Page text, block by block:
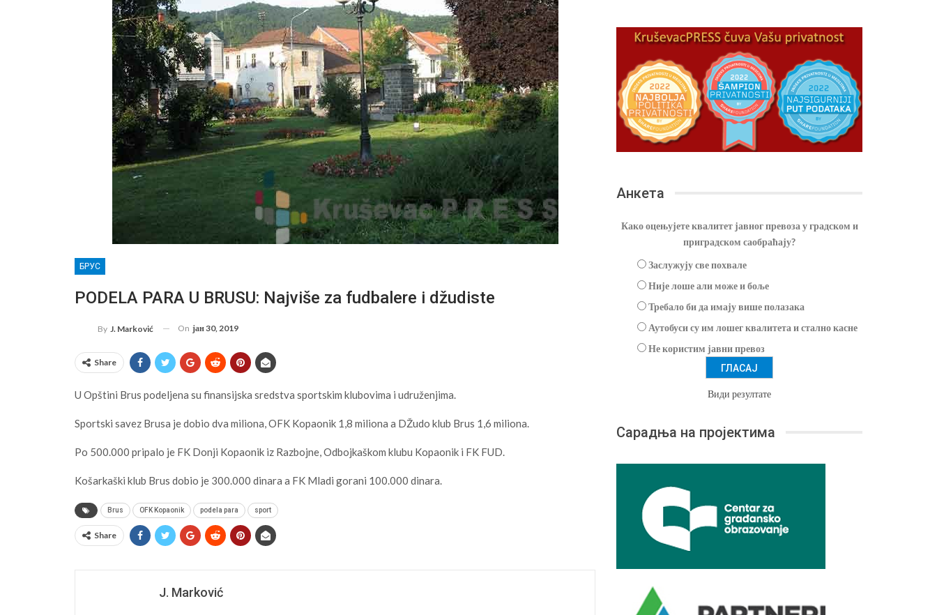
БРУС
PODELA PARA U BRUSU: Najviše za fudbalere i džudiste
By J. Marković On јан 30, 2019
Share
U Opštini Brus podeljena su finansijska sredstva sportskim klubovima i udruženjima.
Sportski savez Brusa je dobio dva miliona, OFK Kopaonik 1,8 miliona a DŽudo klub Brus 1,6 miliona.
Po 500.000 pripalo je FK Donji Kopaonik iz Razbojne, Odbojkaškom klubu Kopaonik i FK FUD.
Košarkaški klub Brus dobio je 300.000 dinara a FK Mladi gorani 100.000 dinara.
Brus OFK Kopaonik podela para sport
Share
J. Marković
Анкета
Како оцењујете квалитет јавног превоза у градском и
приградском саобраћају?
Заслужују све похвале
Није лоше али може и боље
Требало би да имају више полазака
Аутобуси су им лошег квалитета и стално касне
Не користим јавни превоз
Види резултате
Сарадња на пројектима